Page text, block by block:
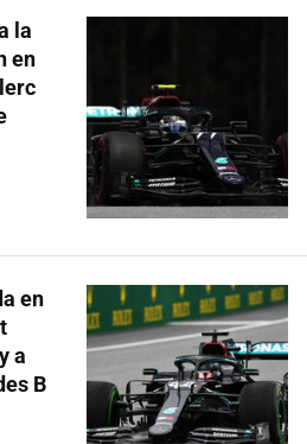
la
en
en
a
B